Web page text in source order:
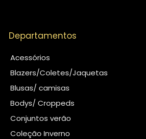
Departamentos
Acessórios
Blazers/Coletes/Jaquetas
Blusas/ camisas
Bodys/ Croppeds
Conjuntos verão
Coleção Inverno